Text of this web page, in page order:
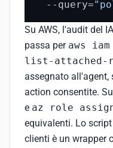
  --query=
Su AWS, l'audit del
passa per aws
list-attached-
assegnato all'agent,
action consentite.
e az role
equivalenti. Lo
clienti è un wrapper